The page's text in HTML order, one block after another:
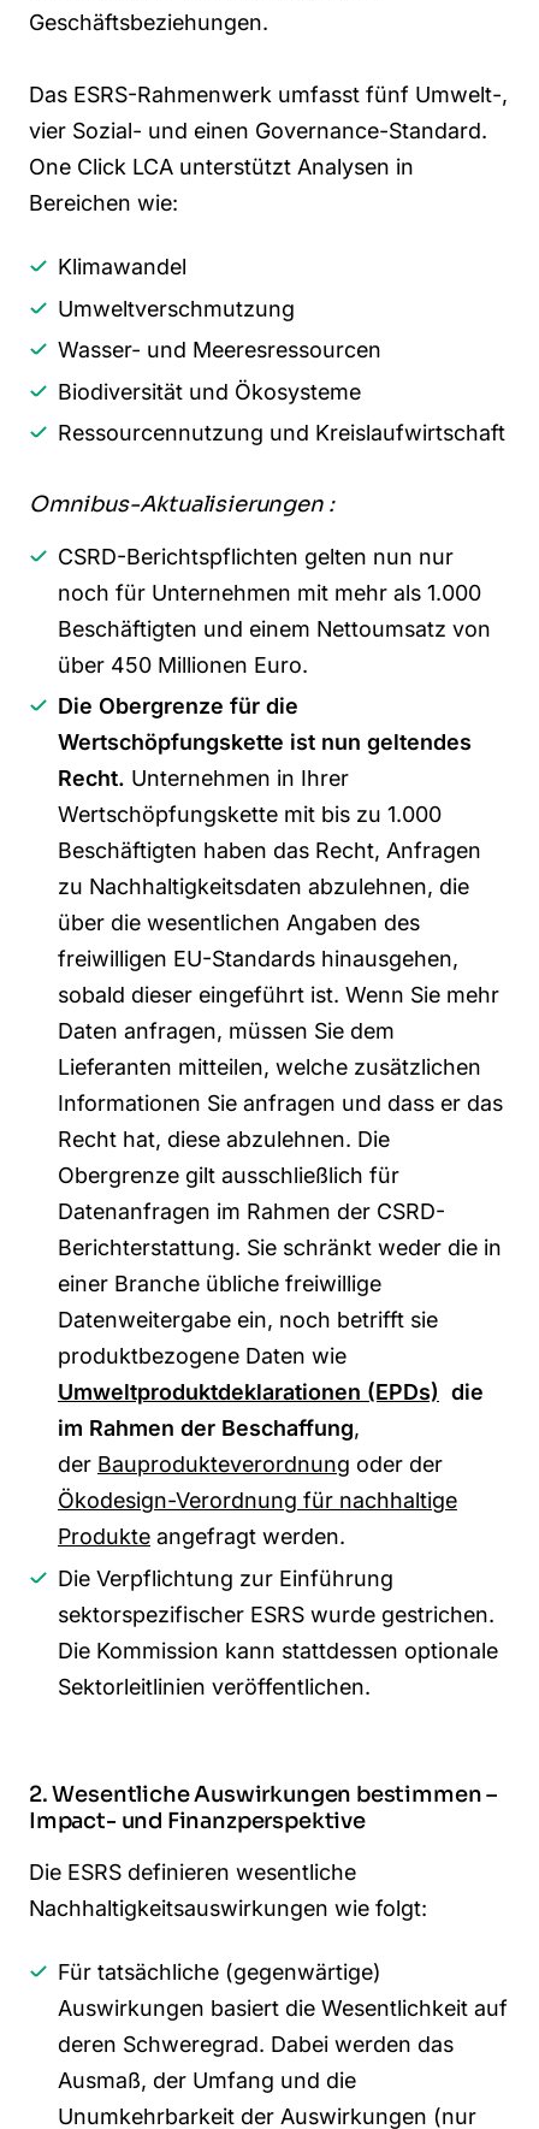
Geschäftsbeziehungen.
Das ESRS-Rahmenwerk umfasst fünf Umwelt-,
vier Sozial- und einen Governance-Standard.
One Click LCA unterstützt Analysen in
Bereichen wie:
Klimawandel
Umweltverschmutzung
Wasser- und Meeresressourcen
Biodiversität und Ökosysteme
Ressourcennutzung und Kreislaufwirtschaft
Omnibus-Aktualisierungen :
CSRD-Berichtspflichten gelten nun nur
noch für Unternehmen mit mehr als 1.000
Beschäftigten und einem Nettoumsatz von
über 450 Millionen Euro.
Die Obergrenze für die
Wertschöpfungskette ist nun geltendes
Recht. Unternehmen in Ihrer
Wertschöpfungskette mit bis zu 1.000
Beschäftigten haben das Recht, Anfragen
zu Nachhaltigkeitsdaten abzulehnen, die
über die wesentlichen Angaben des
freiwilligen EU-Standards hinausgehen,
sobald dieser eingeführt ist. Wenn Sie mehr
Daten anfragen, müssen Sie dem
Lieferanten mitteilen, welche zusätzlichen
Informationen Sie anfragen und dass er das
Recht hat, diese abzulehnen. Die
Obergrenze gilt ausschließlich für
Datenanfragen im Rahmen der CSRD-
Berichterstattung. Sie schränkt weder die in
einer Branche übliche freiwillige
Datenweitergabe ein, noch betrifft sie
produktbezogene Daten wie
Umweltproduktdeklarationen (EPDs) die
im Rahmen der Beschaffung,
der Bauprodukteverordnung oder der
Ökodesign-Verordnung für nachhaltige
Produkte angefragt werden.
Die Verpflichtung zur Einführung
sektorspezifischer ESRS wurde gestrichen.
Die Kommission kann stattdessen optionale
Sektorleitlinien veröffentlichen.
2. Wesentliche Auswirkungen bestimmen –
Impact- und Finanzperspektive
Die ESRS definieren wesentliche
Nachhaltigkeitsauswirkungen wie folgt:
Für tatsächliche (gegenwärtige)
Auswirkungen basiert die Wesentlichkeit auf
deren Schweregrad. Dabei werden das
Ausmaß, der Umfang und die
Unumkehrbarkeit der Auswirkungen (nur